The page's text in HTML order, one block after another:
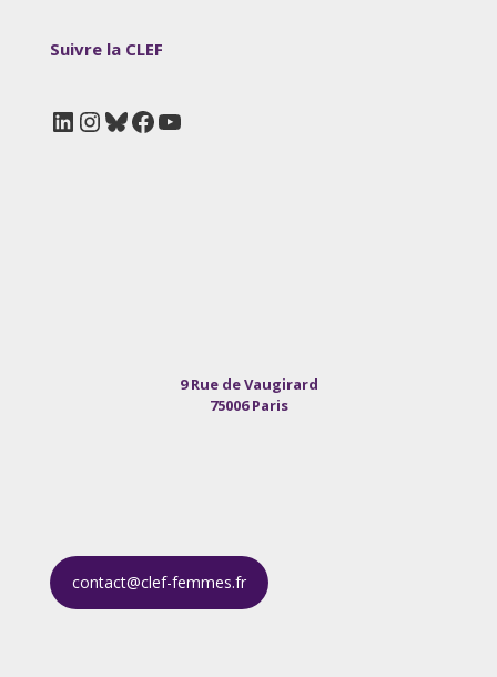
Suivre la CLEF
LinkedIn
Instagram
Bluesky
Facebook
YouTube
9 Rue de Vaugirard
75006 Paris
contact@clef-femmes.fr